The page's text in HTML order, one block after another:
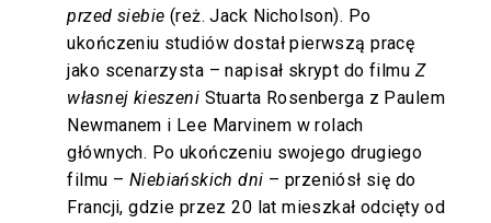
przed siebie (reż. Jack Nicholson). Po
ukończeniu studiów dostał pierwszą pracę
jako scenarzysta – napisał skrypt do filmu Z
własnej kieszeni Stuarta Rosenberga z Paulem
Newmanem i Lee Marvinem w rolach
głównych. Po ukończeniu swojego drugiego
filmu – Niebiańskich dni – przeniósł się do
Francji, gdzie przez 20 lat mieszkał odcięty od